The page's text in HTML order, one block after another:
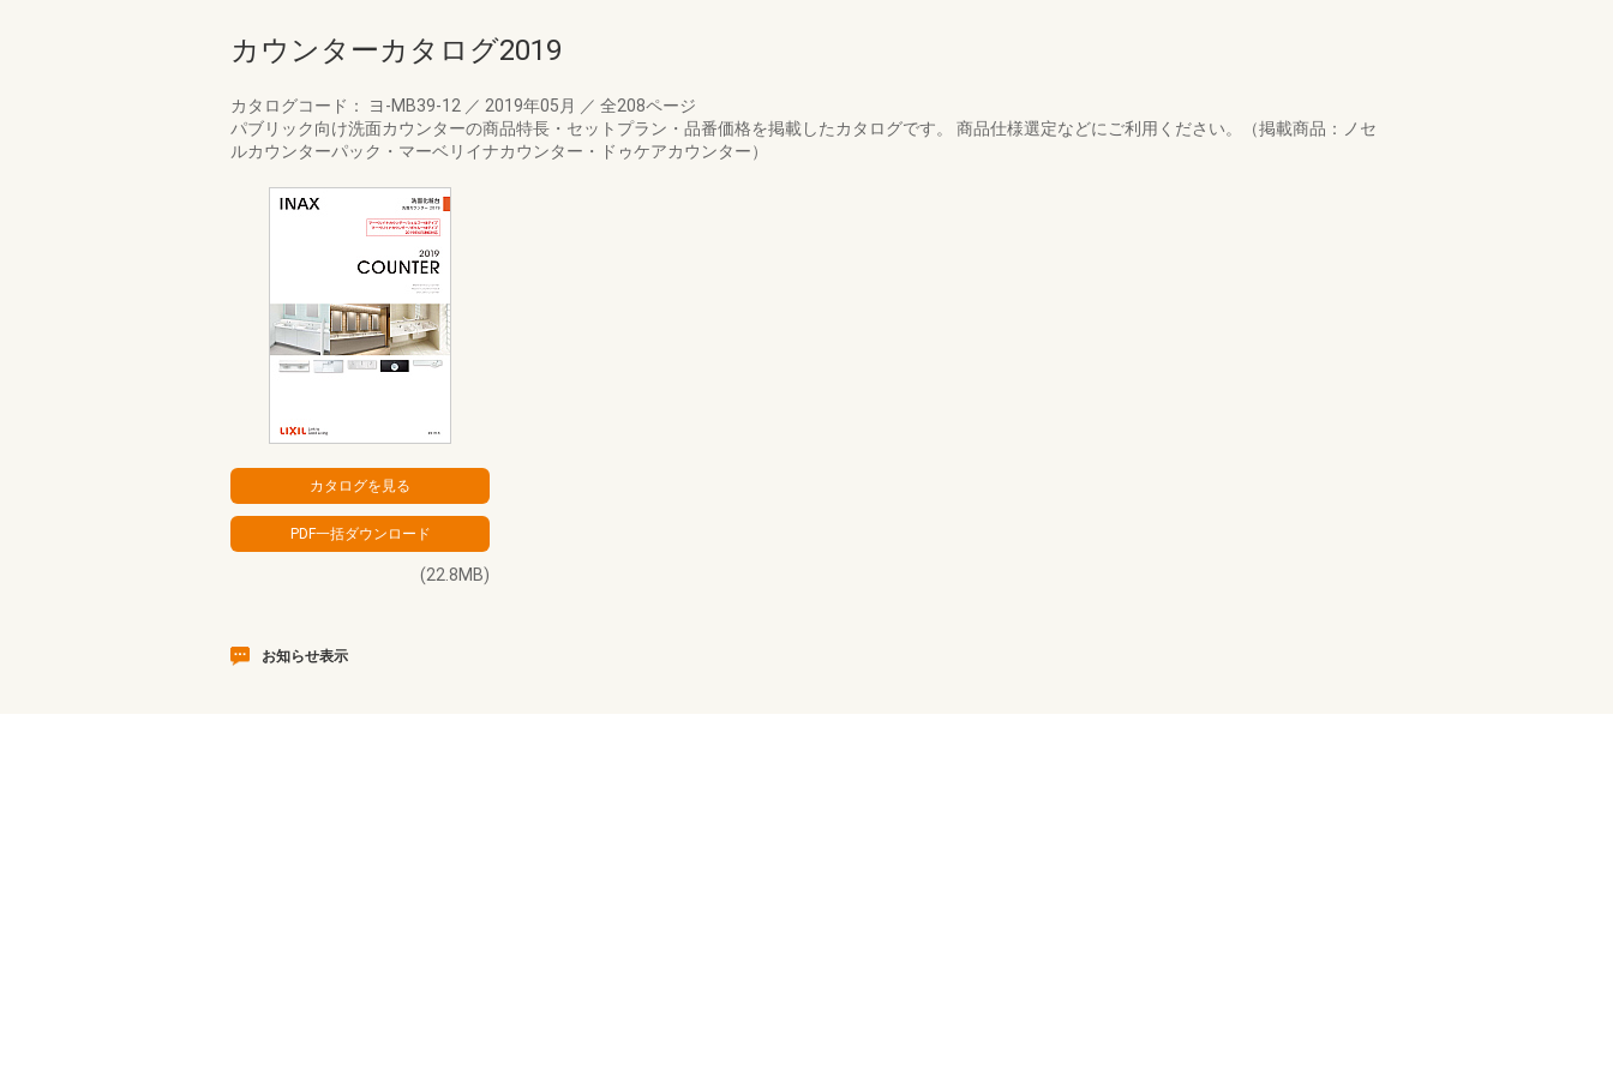
カウンターカタログ2019
カタログコード： ヨ-MB39-12 ／ 2019年05月 ／ 全208ページ
パブリック向け洗面カウンターの商品特長・セットプラン・品番価格を掲載したカタログです。 商品仕様選定などにご利用ください。（掲載商品：ノセ
ルカウンターパック・マーベリイナカウンター・ドゥケアカウンター）
(22.8MB)
お知らせ表示